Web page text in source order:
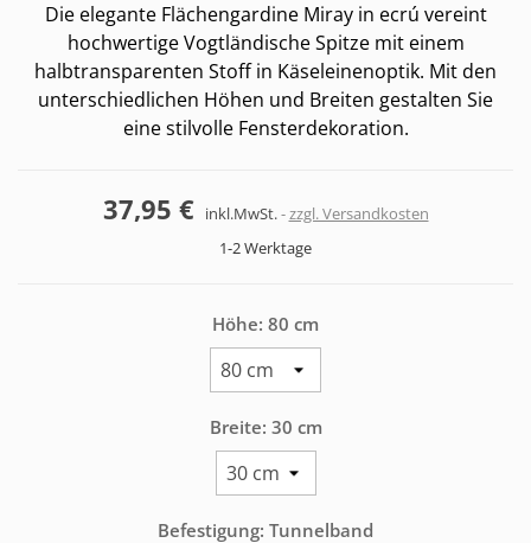
Die elegante Flächengardine Miray in ecrú vereint
hochwertige Vogtländische Spitze mit einem
halbtransparenten Stoff in Käseleinenoptik. Mit den
unterschiedlichen Höhen und Breiten gestalten Sie
eine stilvolle Fensterdekoration.
37,95 € inkl.MwSt. zzgl. Versandkosten
1-2 Werktage
Höhe: 80 cm
Breite: 30 cm
Befestigung: Tunnelband